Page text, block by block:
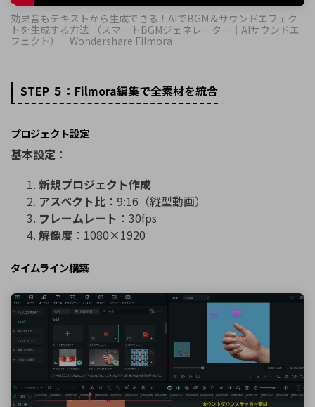
効果音もテキストから生成できる！AIでBGM＆サウンドエフェク
トを生成する方法 （スマートBGMジェネレーター｜AIサウンドエ
フェクト）｜Wondershare Filmora
STEP ５：Filmora編集で全素材を統合
プロジェクト設定
基本設定 ：
新規プロジェクト作成
アスペクト比 ：9:16（縦型動画）
フレームレート ：30fps
解像度 ：1080×1920
タイムライン構築